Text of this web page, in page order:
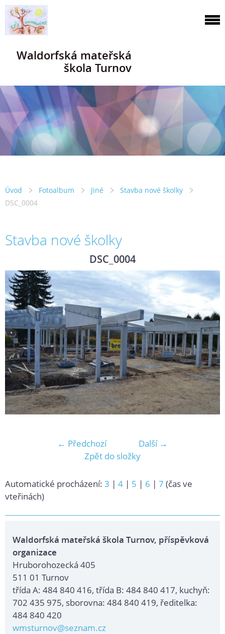
Waldorfská mateřská
škola Turnov
Úvod Fotoalbum Jiné
Stavba nové školky
DSC_0004
Stavba nové školky
DSC_0004
← Předchozí
Další →
Zpět do složky
Automatické procházení: 3 | 4 | 5 | 6 | 7 (čas ve
vteřinách)
Waldorfská mateřská škola Turnov, příspěvková
organizace
Hruborohozecká 405
511 01 Turnov
třída A: 484 840 416, třída B: 484 840 417, kuchyň:
702 435 975, sborovna: 484 840 419, ředitelka:
484 840 420
wmsturnov@seznam.cz